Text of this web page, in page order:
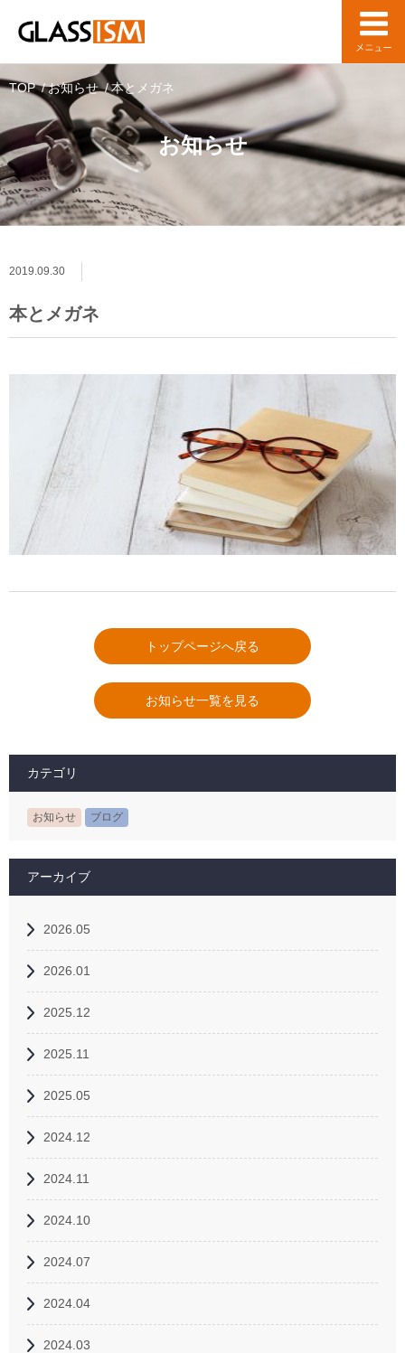
お知らせ
TOP お知らせ 本とメガネ
2019.09.30
本とメガネ
トップページへ戻る
お知らせ一覧を見る
カテゴリ
お知らせ ブログ
アーカイブ
2026.05
2026.01
2025.12
2025.11
2025.05
2024.12
2024.11
2024.10
2024.07
2024.04
2024.03